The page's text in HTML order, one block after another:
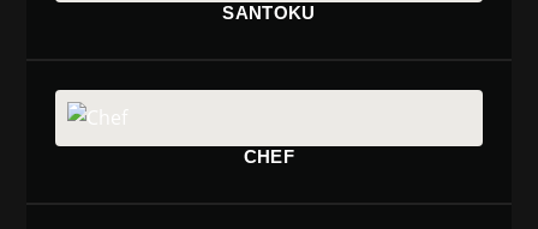
SANTOKU
CHEF